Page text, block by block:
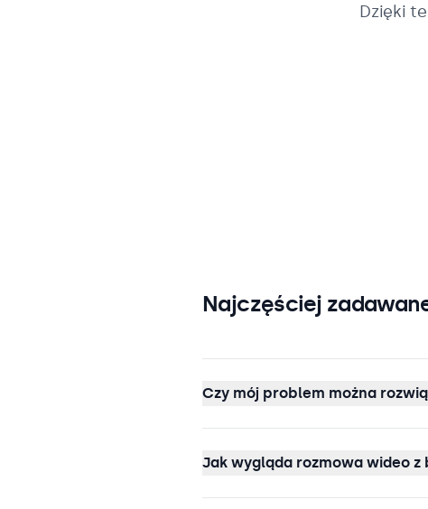
Dzięki
Najczęściej
Czy mój problem można
Jak wygląda rozmowa wideo z